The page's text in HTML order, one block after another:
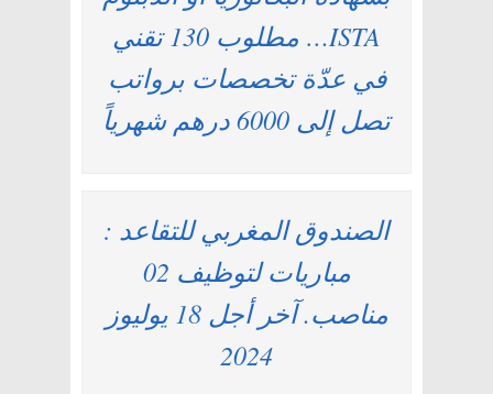
ISTA… مطلوب 130 تقني
في عدّة تخصصات برواتب
تصل إلى 6000 درهم شهرياً
الصندوق المغربي للتقاعد :
مباريات لتوظيف 02
مناصب. آخر أجل 18 يوليوز
2024